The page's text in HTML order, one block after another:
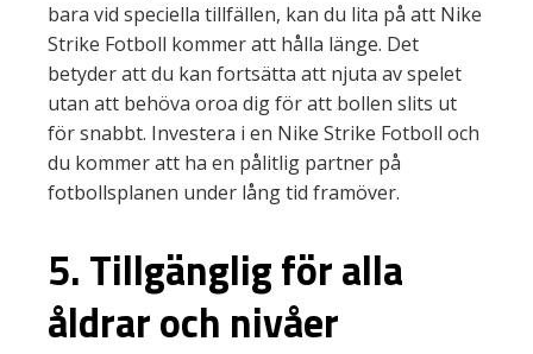
bara vid speciella tillfällen, kan du lita på att Nike
Strike Fotboll kommer att hålla länge. Det
betyder att du kan fortsätta att njuta av spelet
utan att behöva oroa dig för att bollen slits ut
för snabbt. Investera i en Nike Strike Fotboll och
du kommer att ha en pålitlig partner på
fotbollsplanen under lång tid framöver.
5. Tillgänglig för alla
åldrar och nivåer